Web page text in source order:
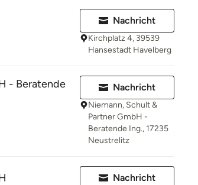
Nachricht
Kirchplatz 4, 39539
Hansestadt Havelberg
- Beratende
Nachricht
Niemann, Schult &
Partner GmbH -
Beratende Ing., 17235
Neustrelitz
Nachricht